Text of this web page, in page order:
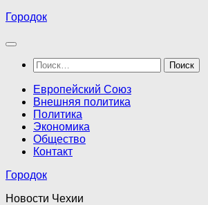
Перейти
содержимому
Городок
Найти:
Европейский Союз
Внешняя политика
Политика
Экономика
Общество
Контакт
Городок
Новости Чехии